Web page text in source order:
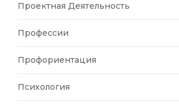
Проектная Деятельность
Профессии
Профориентация
Психология